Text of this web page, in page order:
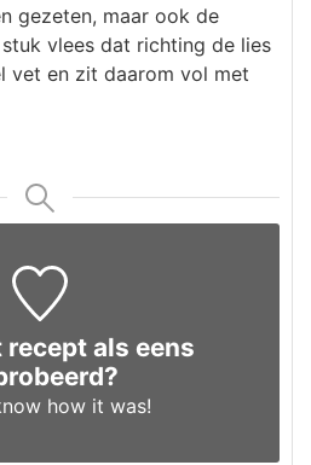
gezeten, maar ook de
vlees dat richting de lies
vet en zit daarom vol met
recept als eens
how it was!